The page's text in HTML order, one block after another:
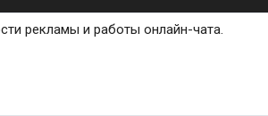
рекламы и работы онлайн-чата.